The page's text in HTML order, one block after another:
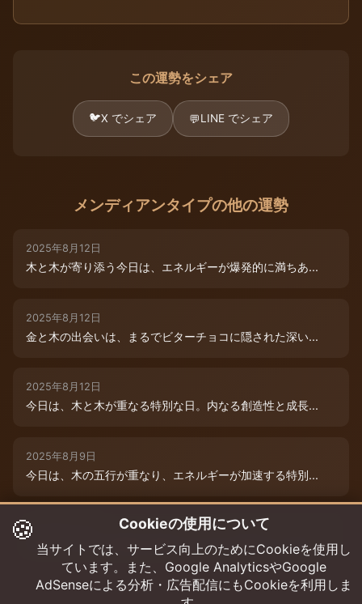
この運勢をシェア
🐦X でシェア 💬LINE でシェア
メンディアンタイプの他の運勢
2025年8月12日
木と木が寄り添う今日は、エネルギーが爆発的に満ちあ...
2025年8月12日
金と木の出会いは、まるでビターチョコに隠された深い...
2025年8月12日
今日は、木と木が重なる特別な日。内なる創造性と成長...
2025年8月9日
今日は、木の五行が重なり、エネルギーが加速する特別...
2025年8月12日
本日は、金と木の微妙な相克エネルギーが流れています...
🍪 Cookieの使用について
当サイトでは、サービス向上のためにCookieを使用し
ています。また、Google AnalyticsやGoogle
AdSenseによる分析・広告配信にもCookieを利用しま